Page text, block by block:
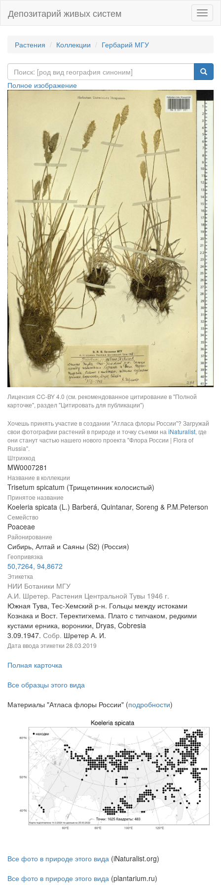
Депозитарий живых систем
Растения Коллекции Гербарий МГУ
Полное изображение
Лицензия CC-BY 4.0 (см. рекомендованное цитирование в "Полной
карточке", раздел "Цитировать для публикации")
Хочешь принять участие в создании "Атласа флоры России"? Загружай
свои фотографии растений в природе и точку съемки на iNaturalist, где
они станут частью нашего нового проекта "Флора России | Flora of
Russia".
Штрихкод
MW0007281
Название в коллекции
Trisetum spicatum (Трищетинник колосистый)
Принятое название
Koeleria spicata (L.) Barberá, Quintanar, Soreng & P.M.Peterson
Семейство
Poaceae
Районирование
Сибирь, Алтай и Саяны (S2) (Россия)
Геопривязка
50,7264, 94,8672
Этикетка
НИИ Ботаники МГУ
А.И. Шретер. Растения Центральной Тувы 1946 г.
Южная Тува, Тес-Хемский р-н. Гольцы между истоками
Кознака и Вост. Теректигхема. Плато с типчаком, редкими
кустами ерника, вороники, Dryas, Cobresia
3.09.1947. Собр. Шретер А. И.
Дата ввода этикетки 28.03.2019
Полная карточка
Все образцы этого вида
Материалы "Атласа флоры России" (подробности)
Все фото в природе этого вида (iNaturalist.org)
Все фото в природе этого вида (plantarium.ru)